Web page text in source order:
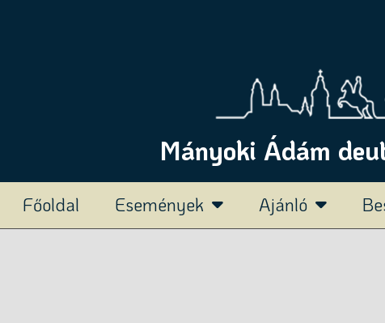
Mányoki Ádám
Főoldal Események Ajánló